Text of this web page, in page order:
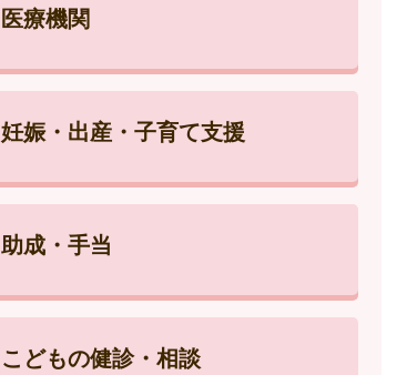
医療機関
妊娠・出産・子育て支援
助成・手当
こどもの健診・相談